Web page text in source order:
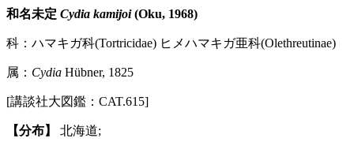
和名未定 Cydia kamijoi(Oku, 1968)
科：ハマキガ科(Tortricidae) ヒメハマキガ亜科(Olethreutinae)
属： Cydia Hübner, 1825
[講談社大図鑑：CAT.615]
【分布】 北海道;